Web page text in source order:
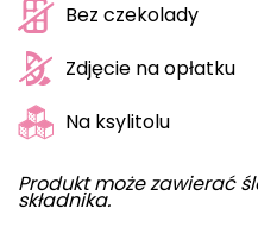
Bez czekolady
Zdjęcie na opłatku
Na ksylitolu
Produkt może zawierać
składnika.